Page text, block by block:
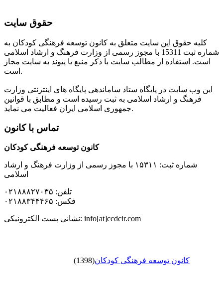
حقوق سایت
کلیه حقوق این سایت متعلق به کانون توسعه فرهنگی کودکان به
شماره ثبت 15311 با مجوز رسمی از وزارت فرهنگ و ارشاد اسلامی
است. استفاده از مطالب سایت با ذکر منبع یا پیوند به سایت مجاز
است.
این وب سایت در پایگاه ستاد ساماندهی پایگاه های اینترنتی وزارت
فرهنگ و ارشاد اسلامی به ثبت رسیده است و مطابق با قوانین
جمهوری اسلامی ایران فعالیت می نماید.
تماس با کانون
کانون توسعه فرهنگی کودکان
شماره ثبت: ۱۵۳۱۱ با مجوز رسمی از وزارت فرهنگ و ارشاد
اسلامی
تلفن: ۰۲۱۸۸۸۲۷۰۳۵
فکس: ۰۲۱۸۸۳۴۴۴۶۵
نشانی پست الکترونیکی: info[at]ccdcir.com
کانون توسعه فرهنگی کودکان(1398)